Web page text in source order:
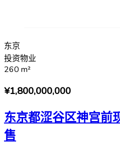
东京
投资物业
260 m²
¥1,800,000,000
东京都涩谷区神宫前
售